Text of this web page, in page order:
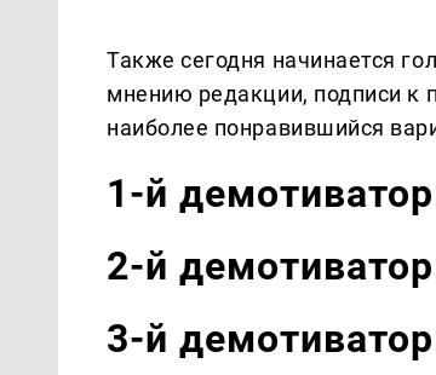
Также сегодня начинается
мнению редакции, подписи к
наиболее понравившийся
1-й
2-й
3-й